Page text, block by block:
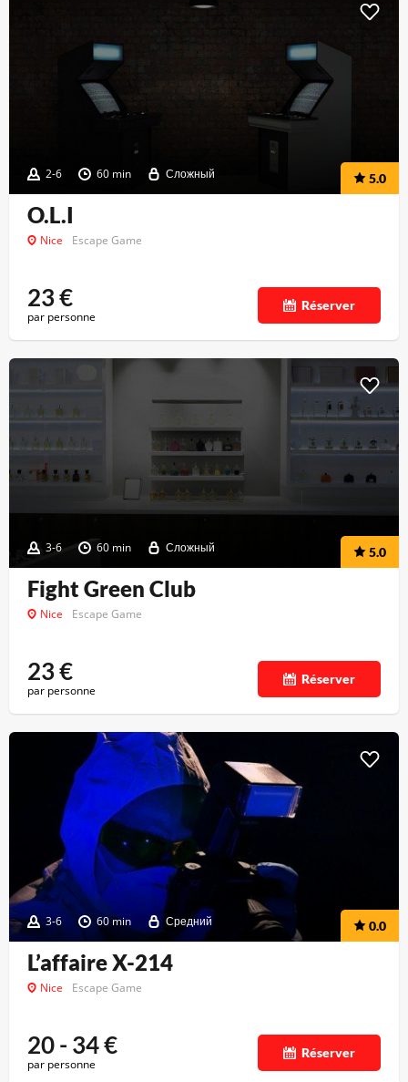
2-6 60 min Сложный 5.0
O.L.I
Nice Escape Game
23€
par personne
Réserver
3-6 60 min Сложный 5.0
Fight Green Club
Nice Escape Game
23€
par personne
Réserver
3-6 60 min Средний 0.0
L’affaire X-214
Nice Escape Game
20 - 34€
par personne
Réserver